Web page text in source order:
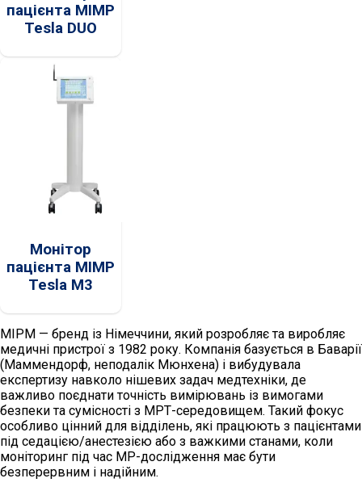
пацієнта MIMP
Tesla DUO
Монітор
пацієнта MIMP
Tesla M3
MIPM — бренд із Німеччини, який розробляє та виробляє
медичні пристрої з 1982 року. Компанія базується в Баварії
(Маммендорф, неподалік Мюнхена) і вибудувала
експертизу навколо нішевих задач медтехніки, де
важливо поєднати точність вимірювань із вимогами
безпеки та сумісності з МРТ-середовищем. Такий фокус
особливо цінний для відділень, які працюють з пацієнтами
під седацією/анестезією або з важкими станами, коли
моніторинг під час МР-дослідження має бути
безперервним і надійним.